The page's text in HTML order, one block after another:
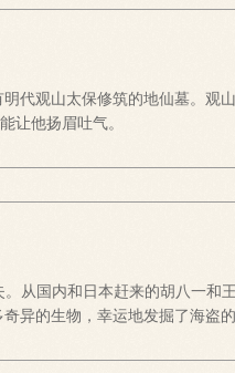
代观山太保修筑的地仙墓。观
让他扬眉吐气。
从国内和日本赶来的胡八一和
异的生物，幸运地发掘了海盗的